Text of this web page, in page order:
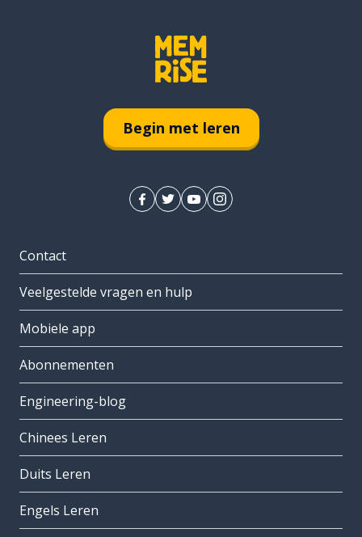
Begin met leren
Contact
Veelgestelde vragen en hulp
Mobiele app
Abonnementen
Engineering-blog
Chinees Leren
Duits Leren
Engels Leren